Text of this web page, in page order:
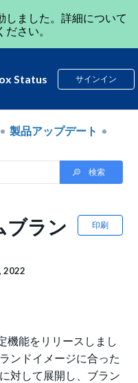
しました。詳細について
ださい。
Status サインイン
製品アップデート
印刷
ブラン
2022
機能をリリースしまし
ンドイメージに合った
対して展開し、ブラン